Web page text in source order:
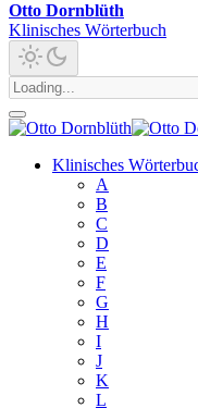
Otto Dornblüth
Klinisches Wörterbuch
Klinisches
A
B
C
D
E
F
G
H
I
J
K
L